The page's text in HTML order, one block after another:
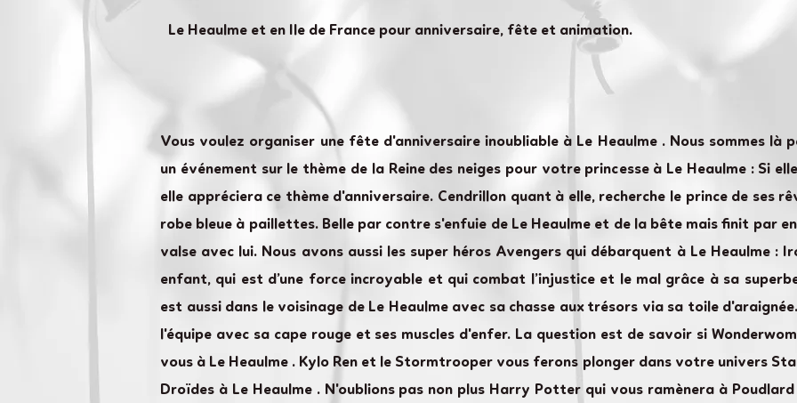
Le Heaulme et en Ile de France pour anniversaire, fête et animation.
Vous voulez organiser une fête d'anniversaire inoubliable à Le Heaulme . Nous sommes là
un événement sur le thème de la Reine des neiges pour votre princesse à Le Heaulme : Si
elle appréciera ce thème d'anniversaire. Cendrillon quant à elle, recherche le prince de ses
robe bleue à paillettes. Belle par contre s'enfuie de Le Heaulme et de la bête mais finit par
valse avec lui. Nous avons aussi les super héros Avengers qui débarquent à Le Heaulme :
enfant, qui est d’une force incroyable et qui combat l’injustice et le mal grâce à sa
est aussi dans le voisinage de Le Heaulme avec sa chasse aux trésors via sa toile
l'équipe avec sa cape rouge et ses muscles d'enfer. La question est de savoir si
vous à Le Heaulme . Kylo Ren et le Stormtrooper vous ferons plonger dans votre univers
Droïdes à Le Heaulme . N'oublions pas non plus Harry Potter qui vous ramènera à Poudlard